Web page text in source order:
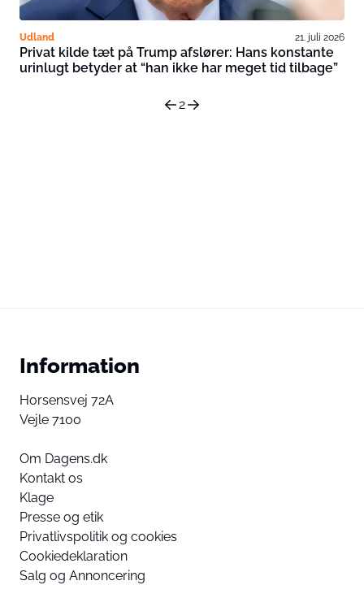
Udland 21. juli 2026
Privat kilde tæt på Trump afslører: Hans konstante
urinlugt betyder at “han ikke har meget tid tilbage”
2
Information
Horsensvej 72A
Vejle 7100
Om Dagens.dk
Kontakt os
Klage
Presse og etik
Privatlivspolitik og cookies
Cookiedeklaration
Salg og Annoncering